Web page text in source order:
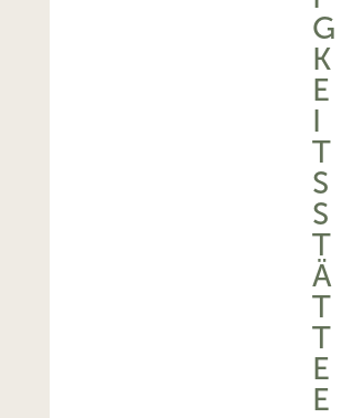
G
K
E
I
T
S
S
T
Ä
T
T
E
E